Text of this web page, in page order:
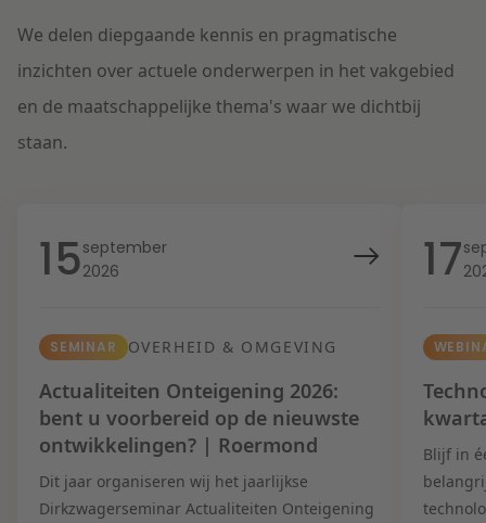
We delen diepgaande kennis en pragmatische
inzichten over actuele onderwerpen in het vakgebied
en de maatschappelijke thema's waar we dichtbij
staan.
15september
2026
SEMINAR OVERHEID & OMGEVING
Actualiteiten Onteigening 2026:
bent u voorbereid op de nieuwste
ontwikkelingen? | Roermond
Dit jaar organiseren wij het jaarlijkse
Dirkzwagerseminar Actualiteiten Onteigening
17
Blijf in